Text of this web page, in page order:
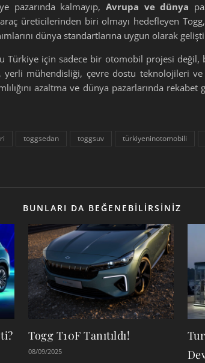
pazarında kalmayıp, Avrupa ve dünya
üreticilerinden biri olmayı hedefleyen
dünya standartlarına uygun olarak
Türkiye için sadece bir otomobil projesi değil,
yerli mühendisliği, çevre dostu teknolojileri ve
azaltma ve dünya pazarlarında
toggsedan toggsuv türkiyeninotomobili
BUNLARI DA BEĞENEBILIRSINIZ
Togg T10F Tanıtıldı!
08/09/2025